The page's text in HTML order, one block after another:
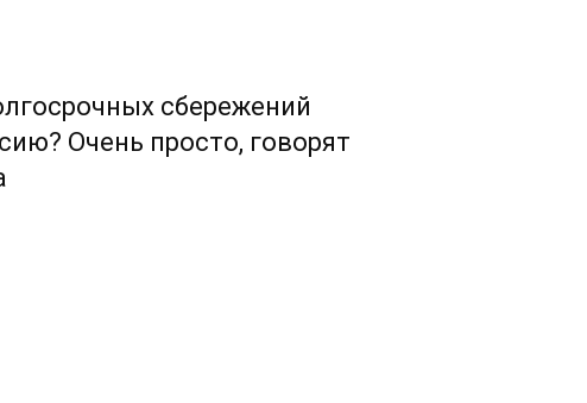
сбережений
Очень просто, говорят